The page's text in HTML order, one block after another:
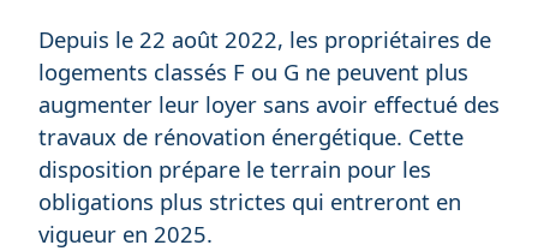
Depuis le 22 août 2022, les propriétaires de
logements classés F ou G ne peuvent plus
augmenter leur loyer sans avoir effectué des
travaux de rénovation énergétique. Cette
disposition prépare le terrain pour les
obligations plus strictes qui entreront en
vigueur en 2025.